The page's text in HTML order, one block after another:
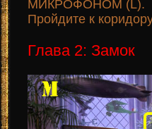
МИКРОФОНОМ (L).
Пройдите к
Глава 2: Замок